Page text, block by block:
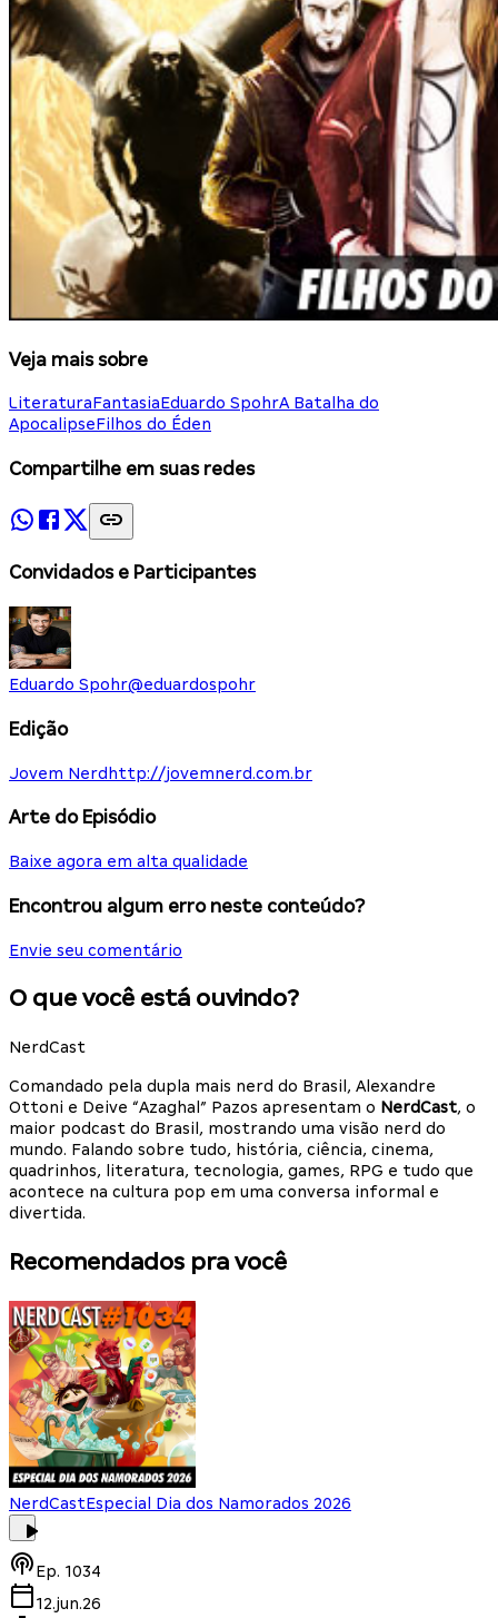
Veja mais sobre
LiteraturaFantasiaEduardo SpohrA Batalha do
ApocalipseFilhos do Éden
Compartilhe em suas redes
Convidados e Participantes
Eduardo Spohr@eduardospohr
Edição
Jovem Nerd http://jovemnerd.com.br
Arte do Episódio
Baixe agora em alta qualidade
Encontrou algum erro neste conteúdo?
Envie seu comentário
O que você está ouvindo?
NerdCast
Comandado pela dupla mais nerd do Brasil, Alexandre
Ottoni e Deive “Azaghal” Pazos apresentam o NerdCast, o
maior podcast do Brasil, mostrando uma visão nerd do
mundo. Falando sobre tudo, história, ciência, cinema,
quadrinhos, literatura, tecnologia, games, RPG e tudo que
acontece na cultura pop em uma conversa informal e
divertida.
Recomendados pra você
NerdCastEspecial Dia dos Namorados 2026
Ep. 1034
12.jun.26